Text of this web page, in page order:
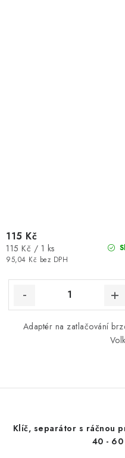
95,04 Kč bez DPH
115 Kč
Měrná
cena:
115 Kč / 1 ks
Adaptér na zatlačování
Klíč, separátor s ráčnou
40 - 60